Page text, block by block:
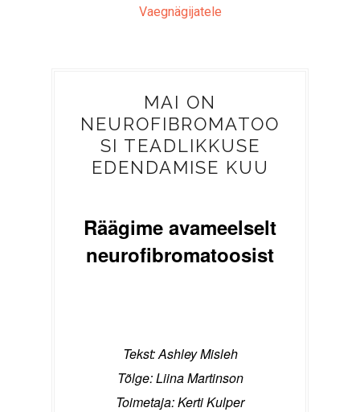
Vaegnägijatele
MAI ON
NEUROFIBROMATOO
SI TEADLIKKUSE
EDENDAMISE KUU
Räägime avameelselt
neurofibromatoosist
Tekst: Ashley Misleh
Tõlge: Liina Martinson
Toimetaja: Kerti Kulper